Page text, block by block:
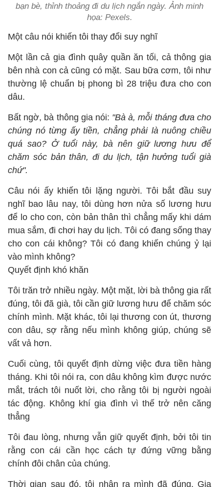
bạn bè, thỉnh thoảng đi du lịch ngắn ngày. Ảnh minh
họa: Pexels.
Một câu nói khiến tôi thay đổi suy nghĩ
Một lần cả gia đình quây quần ăn tối, cả thông gia
bên nhà con cả cũng có mặt. Sau bữa cơm, tôi như
thường lệ chuẩn bị phong bì 28 triệu đưa cho con
dâu.
Bất ngờ, bà thông gia nói: "Bà à, mỗi tháng đưa cho
chúng nó từng ấy tiền, chẳng phải là nuông chiều
quá sao? Ở tuổi này, bà nên giữ lương hưu để
chăm sóc bản thân, đi du lịch, tận hưởng tuổi già
chứ".
Câu nói ấy khiến tôi lặng người. Tôi bắt đầu suy
nghĩ bao lâu nay, tôi dùng hơn nửa số lương hưu
để lo cho con, còn bản thân thì chẳng mấy khi dám
mua sắm, đi chơi hay du lịch. Tôi có đang sống thay
cho con cái không? Tôi có đang khiến chúng ỷ lại
vào mình không?
Quyết định khó khăn
Tôi trăn trở nhiều ngày. Một mặt, lời bà thông gia rất
đúng, tôi đã già, tôi cần giữ lương hưu để chăm sóc
chính mình. Mặt khác, tôi lại thương con út, thương
con dâu, sợ rằng nếu mình không giúp, chúng sẽ
vất vả hơn.
Cuối cùng, tôi quyết định dừng việc đưa tiền hàng
tháng. Khi tôi nói ra, con dâu không kìm được nước
mắt, trách tôi nuốt lời, cho rằng tôi bị người ngoài
tác động. Không khí gia đình vì thế trở nên căng
thẳng
Tôi đau lòng, nhưng vẫn giữ quyết định, bởi tôi tin
rằng con cái cần học cách tự đứng vững bằng
chính đôi chân của chúng.
Thời gian sau đó, tôi nhận ra mình đã đúng. Gia